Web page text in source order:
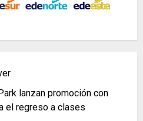
lanzan promoción con
el regreso a clases